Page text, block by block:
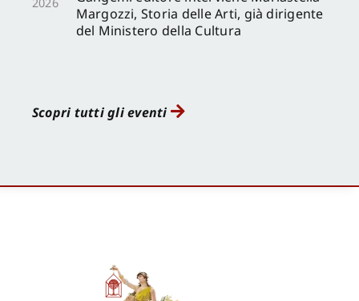
Margozzi, Storia delle Arti, già dirigente
del Ministero della Cultura
Scopri tutti gli eventi